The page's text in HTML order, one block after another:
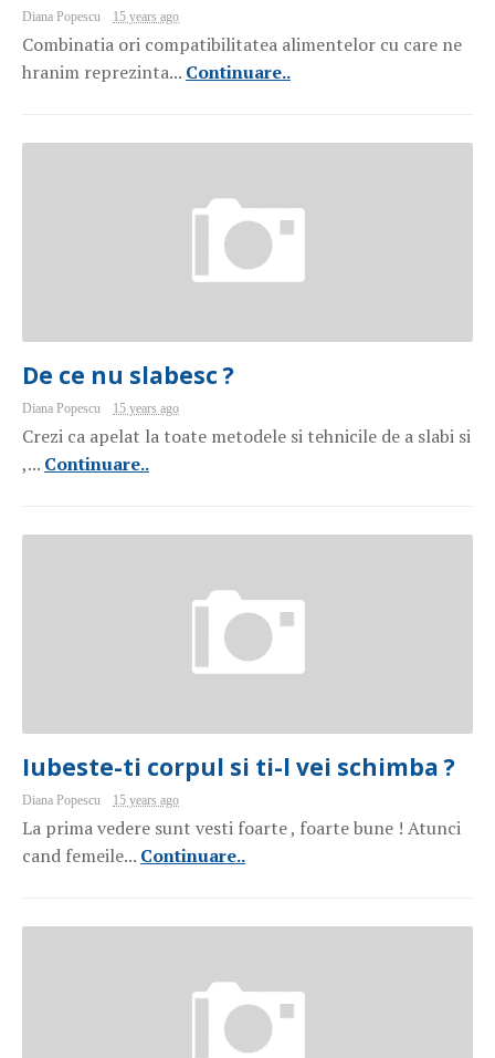
Diana Popescu 15 years ago
Combinatia ori compatibilitatea alimentelor cu care ne
hranim reprezinta... Continuare..
De ce nu slabesc ?
Diana Popescu 15 years ago
Crezi ca apelat la toate metodele si tehnicile de a slabi si
,... Continuare..
Iubeste-ti corpul si ti-l vei schimba ?
Diana Popescu 15 years ago
La prima vedere sunt vesti foarte , foarte bune ! Atunci
cand femeile... Continuare..